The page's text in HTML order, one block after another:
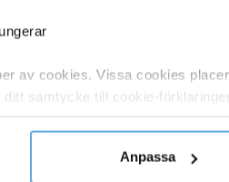
av cookies. Vissa cookies
samtycke till cookie-
Anpassa